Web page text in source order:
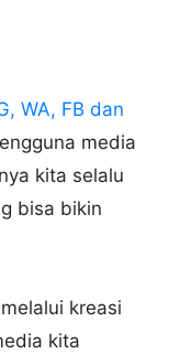
WA, FB dan
media
kita selalu
bisa bikin
kreasi
kita